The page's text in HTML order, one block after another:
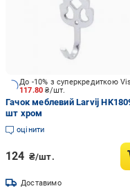
117.80₴/шт.
Гачок меблевий Larvij HK1809C 2
шт хром
оцінити
124 ₴/шт.
Доставимо